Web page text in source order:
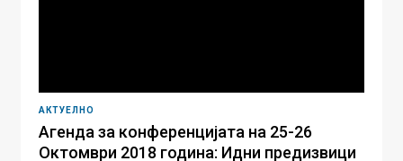
АКТУЕЛНО
Агенда за конференцијата на 25-26
Октомври 2018 година: Идни предизвици